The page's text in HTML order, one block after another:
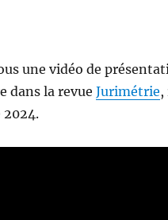
une vidéo de
dans la revue Jurimétrie,
2024.